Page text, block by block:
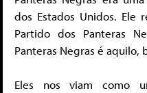
dos Estados Unidos.
Partido dos Panteras
Panteras Negras é aquilo,
Eles nos viam como